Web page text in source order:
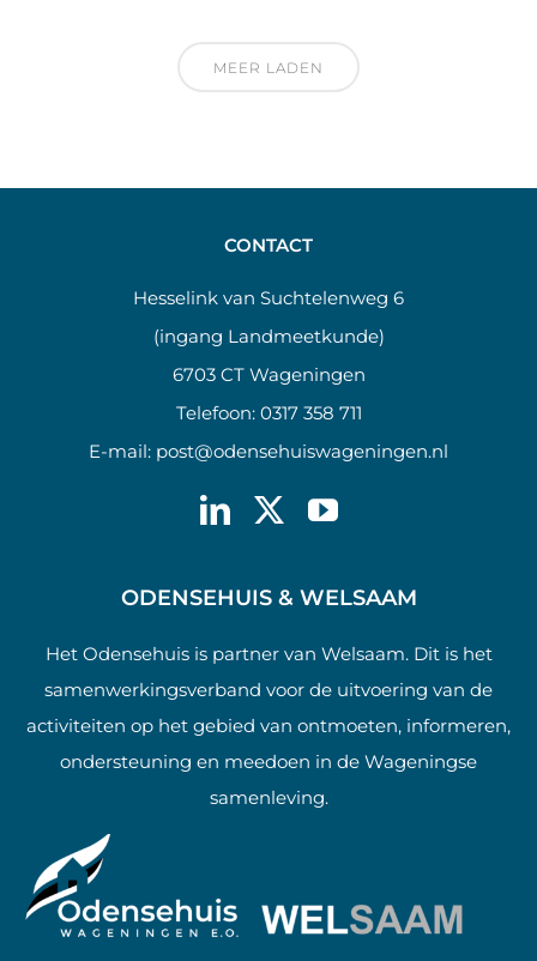
MEER LADEN
CONTACT
Hesselink van Suchtelenweg 6
(ingang Landmeetkunde)
6703 CT Wageningen
Telefoon: 0317 358 711
E-mail: post@odensehuiswageningen.nl
ODENSEHUIS & WELSAAM
Het Odensehuis is partner van Welsaam. Dit is het
samenwerkingsverband voor de uitvoering van de
activiteiten op het gebied van ontmoeten, informeren,
ondersteuning en meedoen in de Wageningse
samenleving.